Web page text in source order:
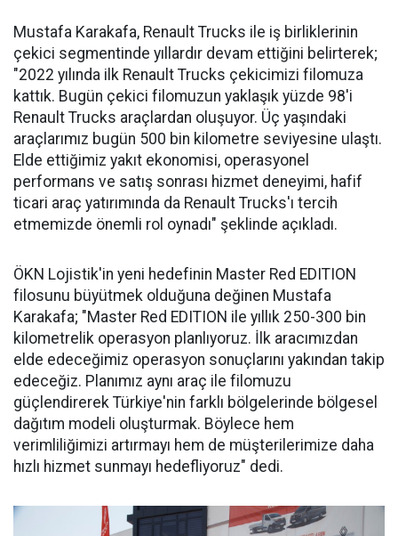
Mustafa Karakafa, Renault Trucks ile iş birliklerinin
çekici segmentinde yıllardır devam ettiğini belirterek;
"2022 yılında ilk Renault Trucks çekicimizi filomuza
kattık. Bugün çekici filomuzun yaklaşık yüzde 98'i
Renault Trucks araçlardan oluşuyor. Üç yaşındaki
araçlarımız bugün 500 bin kilometre seviyesine ulaştı.
Elde ettiğimiz yakıt ekonomisi, operasyonel
performans ve satış sonrası hizmet deneyimi, hafif
ticari araç yatırımında da Renault Trucks'ı tercih
etmemizde önemli rol oynadı" şeklinde açıkladı.
ÖKN Lojistik'in yeni hedefinin Master Red EDITION
filosunu büyütmek olduğuna değinen Mustafa
Karakafa; "Master Red EDITION ile yıllık 250-300 bin
kilometrelik operasyon planlıyoruz. İlk aracımızdan
elde edeceğimiz operasyon sonuçlarını yakından takip
edeceğiz. Planımız aynı araç ile filomuzu
güçlendirerek Türkiye'nin farklı bölgelerinde bölgesel
dağıtım modeli oluşturmak. Böylece hem
verimliliğimizi artırmayı hem de müşterilerimize daha
hızlı hizmet sunmayı hedefliyoruz" dedi.